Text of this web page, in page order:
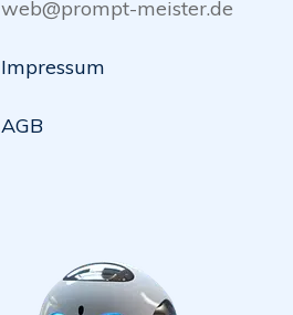
web@prompt-meister.de
Impressum
AGB